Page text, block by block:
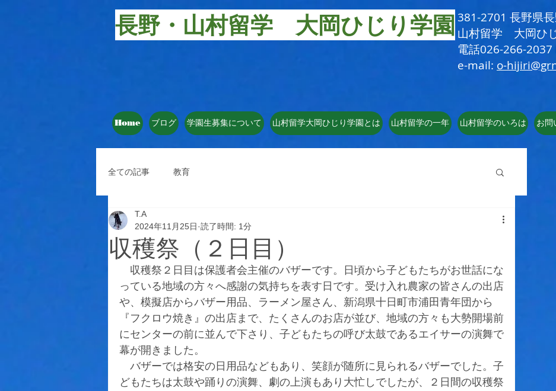
長野・山村留学 大岡ひじり学園381-2701 長野県
山村留学 大岡ひ
電話026-266-
e-mail: o-
Home ブログ 学園生募集について 山村留学大岡ひじり学園とは 山村留学の一年 山村留学のいろは お問
全ての記事 教育
収穫祭（２日目）
T.A
2024年11月25日 読了時間: 1分
収穫祭２日目は保護者会主催のバザーです。日頃から子どもたちがお世話にな
っている地域の方々へ感謝の気持ちを表す日です。受け入れ農家の皆さんの出店
や、模擬店からバザー用品、ラーメン屋さん、新潟県十日町市浦田青年団から
『フクロウ焼き』の出店まで、たくさんのお店が並び、地域の方々も大勢開場前
にセンターの前に並んで下さり、子どもたちの呼び太鼓であるエイサーの演舞で
幕が開きました。
バザーでは格安の日用品などもあり、笑顔が随所に見られるバザーでした。子
どもたちは太鼓や踊りの演舞、劇の上演もあり大忙しでしたが、２日間の収穫祭